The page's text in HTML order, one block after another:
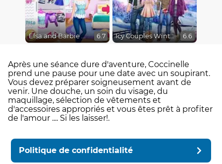
Elsa and Barbie Blind Date 6.7 Icy Couples Winter Time 6.6
Après une séance dure d'aventure, Coccinelle
prend une pause pour une date avec un soupirant.
Vous devez préparer soigneusement avant de
venir. Une douche, un soin du visage, du
maquillage, sélection de vêtements et
d'accessoires appropriés et vous êtes prêt à profiter
de l'amour .... Si les laisser!.
Politique de confidentialité